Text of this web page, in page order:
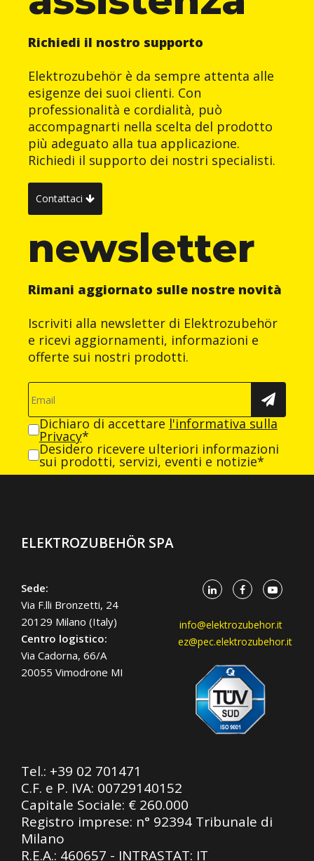
Richiedi il nostro supporto
Elektrozubehör è da sempre attenta alle
esigenze dei suoi clienti. Con
professionalità e cordialità, può
accompagnarti nella scelta del prodotto
più adeguato alla tua applicazione.
Richiedi il supporto dei nostri specialisti.
Contattaci
newsletter
Rimani aggiornato sulle nostre novità
Iscriviti alla newsletter di Elektrozubehör
e ricevi aggiornamenti, informazioni e
offerte sui nostri prodotti.
Dichiaro di accettare l'informativa sulla
Privacy*
Desidero ricevere ulteriori informazioni
sui prodotti, servizi, eventi e notizie*
ELEKTROZUBEHÖR SPA
Sede:
Via F.lli Bronzetti, 24
20129 Milano (Italy)
Centro logistico:
Via Cadorna, 66/A
20055 Vimodrone MI
info@elektrozubehor.it
ez@pec.elektrozubehor.it
Tel.: +39 02 701471
C.F. e P. IVA: 00729140152
Capitale Sociale: € 260.000
Registro imprese: n° 92394 Tribunale di
Milano
R.E.A.: 460657 - INTRASTAT: IT